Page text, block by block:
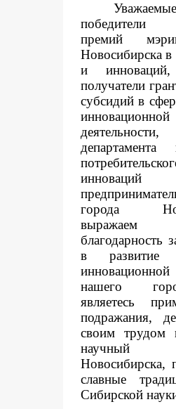
Уважаемые
победители
премий
Новосибирска в
и
получатели
субсидий в
инновационной
департамента
города
выражаем
благодарность
в
нашего
являетесь
подражания,
своим трудом
научный
Новосибирска,
славные
Сибирской